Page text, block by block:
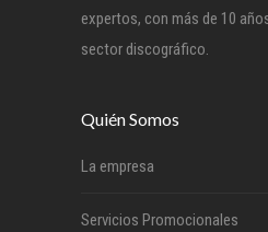
expertos, con más de 10
sector discográfico.
Quién Somos
La empresa
Servicios Promocionales